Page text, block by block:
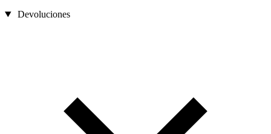
Devoluciones